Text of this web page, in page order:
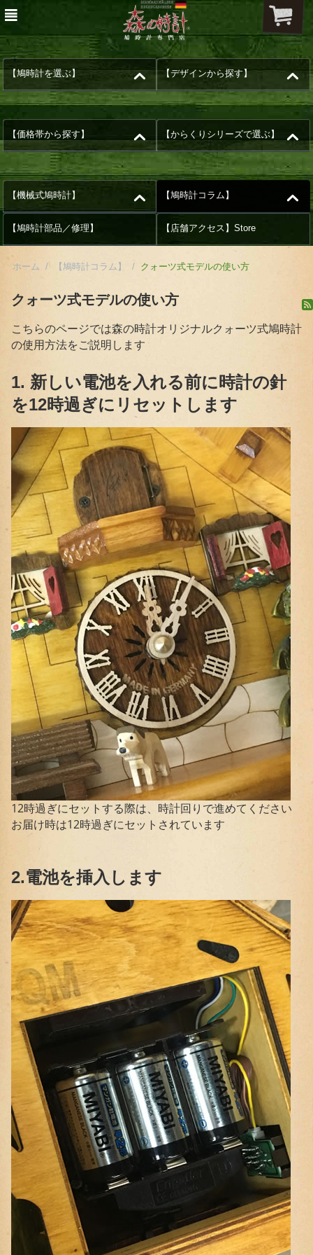
【鳩時計を選ぶ】 【デザインから探す】
【価格帯から探す】 【からくりシリーズで選ぶ】
【機械式鳩時計】 【鳩時計コラム】
【鳩時計部品／修理】 【店舗アクセス】Store
ホーム / 【鳩時計コラム】 / クォーツ式モデルの使い方
クォーツ式モデルの使い方
こちらのページでは森の時計オリジナルクォーツ式鳩時計
の使用方法をご説明します
1. 新しい電池を入れる前に時計の針
を12時過ぎにリセットします
12時過ぎにセットする際は、時計回りで進めてください
お届け時は12時過ぎにセットされています
2.電池を挿入します